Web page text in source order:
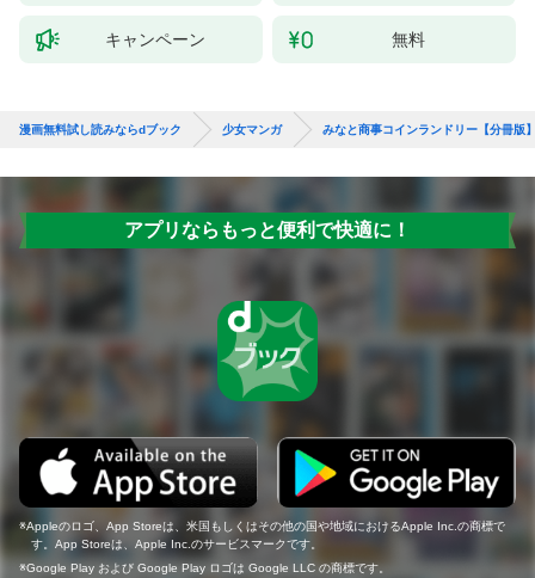
キャンペーン 無料
漫画無料試し読みならdブック 少女マンガ みなと商事コインランドリー【分冊版
アプリならもっと便利で快適に！
Appleのロゴ、App Storeは、米国もしくはその他の国や地域におけるApple Inc.の商標で
す。App Storeは、Apple Inc.のサービスマークです。
Google Play および Google Play ロゴは Google LLC の商標です。